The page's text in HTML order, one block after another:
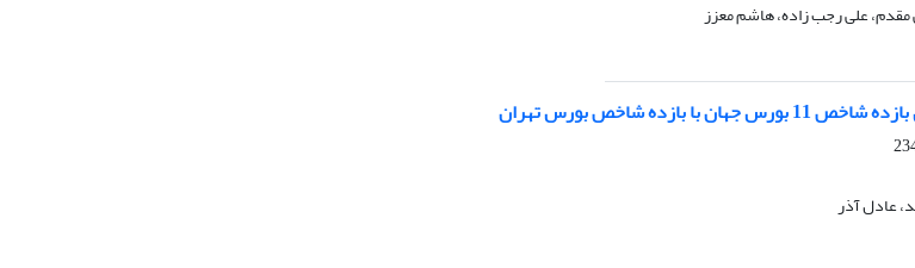
علی رجب زاده، هاشم معزز
شاخص بورس تهران
عادل آذر